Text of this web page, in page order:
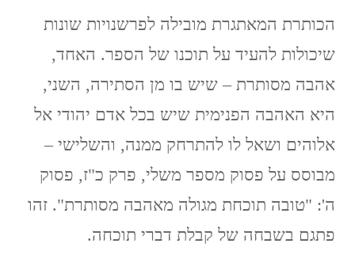
הכותרת המאתגרת מובילה לפרשנויות שונות
שיכולות להעיד על תוכנו של הספר. האחד,
אהבה מסותרת – שיש בו מן הסתירה, השני,
היא האהבה הפנימית שיש בכל אדם יהודי אל
אלוהים ושאל לו להתרחק ממנה, והשלישי –
מבוסס על פסוק מספר משלי, פרק כ"ז, פסוק
ה': "טובה תוכחת מגולה מאהבה מסותרת". זהו
פתגם בשבחה של קבלת דברי תוכחה.